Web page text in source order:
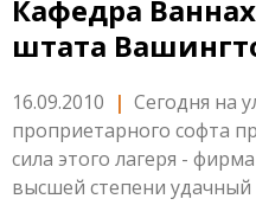
Кафедра
штата
16.09.2010 | Сегодня на
проприетарного софта
сила этого лагеря -
высшей степени удачный